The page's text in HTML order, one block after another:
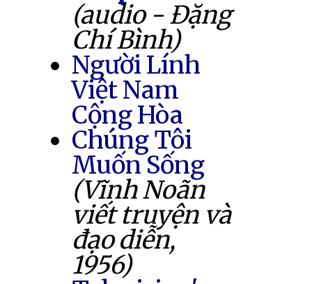
(audio - Đặng
Chí Bình)
Người Lính
Việt Nam
Cộng Hòa
Chúng Tôi
Muốn Sống
(Vĩnh Noãn
viết truyện và
đạo diễn,
1956)